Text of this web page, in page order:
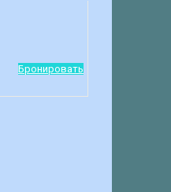
Бронировать